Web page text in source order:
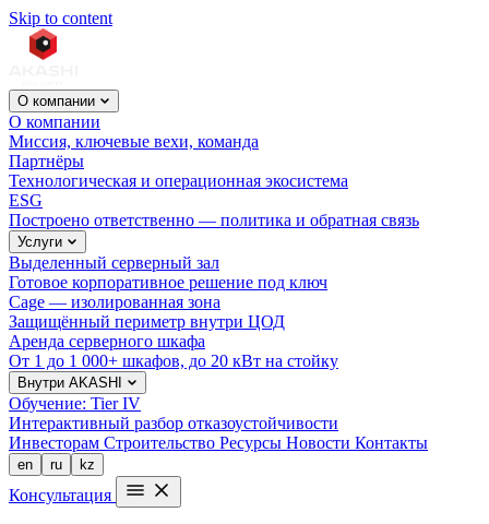
Skip to content
О компании
О компании
Миссия, ключевые вехи, команда
Партнёры
Технологическая и операционная экосистема
ESG
Построено ответственно — политика и обратная связь
Услуги
Выделенный серверный зал
Готовое корпоративное решение под ключ
Cage — изолированная зона
Защищённый периметр внутри ЦОД
Аренда серверного шкафа
От 1 до 1 000+ шкафов, до 20 кВт на стойку
Внутри AKASHI
Обучение: Tier IV
Интерактивный разбор отказоустойчивости
Инвесторам Строительство Ресурсы Новости Контакты
en ru kz
Консультация